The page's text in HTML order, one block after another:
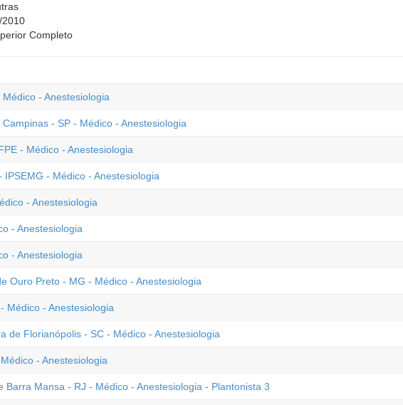
2010
Completo
- Anestesiologia
- SP - Médico - Anestesiologia
- Médico - Anestesiologia
- Médico - Anestesiologia
- Anestesiologia
- Anestesiologia
- Anestesiologia
Ouro Preto - MG - Médico - Anestesiologia
Médico - Anestesiologia
de Florianópolis - SC - Médico - Anestesiologia
- Anestesiologia
Barra Mansa - RJ - Médico - Anestesiologia - Plantonista 3